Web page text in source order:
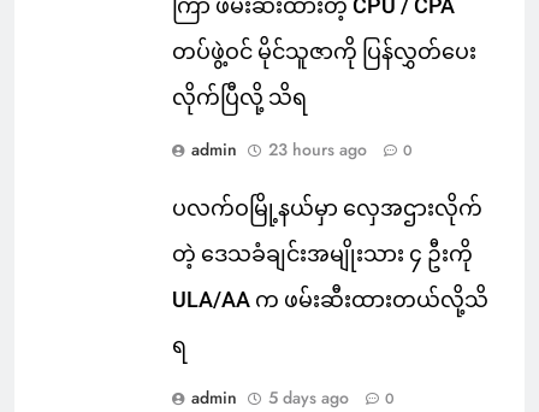
ကြာ ဖမ်းဆီးထားတဲ့ CPU / CPA
တပ်ဖွဲ့ဝင် မိုင်သူဇာကို ပြန်လွှတ်ပေး
လိုက်ပြီလို့ သိရ
admin 23 hours ago 0
ပလက်ဝမြို့နယ်မှာ လှေအဌားလိုက်
တဲ့ ဒေသခံချင်းအမျိုးသား ၄ ဦးကို
ULA/AA က ဖမ်းဆီးထားတယ်လို့သိ
ရ
admin 5 days ago 0